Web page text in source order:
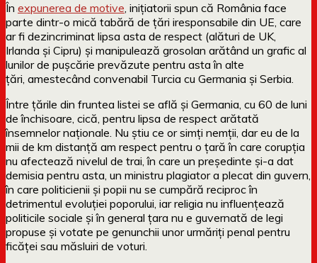
În expunerea de motive , inițiatorii spun că România face
parte dintr-o mică tabără de țări iresponsabile din UE, care
ar fi dezincriminat lipsa asta de respect (alături de UK,
Irlanda și Cipru) și manipulează grosolan arătând un grafic al
lunilor de pușcărie prevăzute pentru asta în alte
țări, amestecând convenabil Turcia cu Germania și Serbia.
Între țările din fruntea listei se află și Germania, cu 60 de luni
de închisoare, cică, pentru lipsa de respect arătată
însemnelor naționale. Nu știu ce or simți nemții, dar eu de la
mii de km distanță am respect pentru o țară în care corupția
nu afectează nivelul de trai, în care un președinte și-a dat
demisia pentru asta, un ministru plagiator a plecat din guvern,
în care politicienii și popii nu se cumpără reciproc în
detrimentul evoluției poporului, iar religia nu influențează
politicile sociale și în general țara nu e guvernată de legi
propuse și votate pe genunchii unor urmăriți penal pentru
ficăței sau măsluiri de voturi.